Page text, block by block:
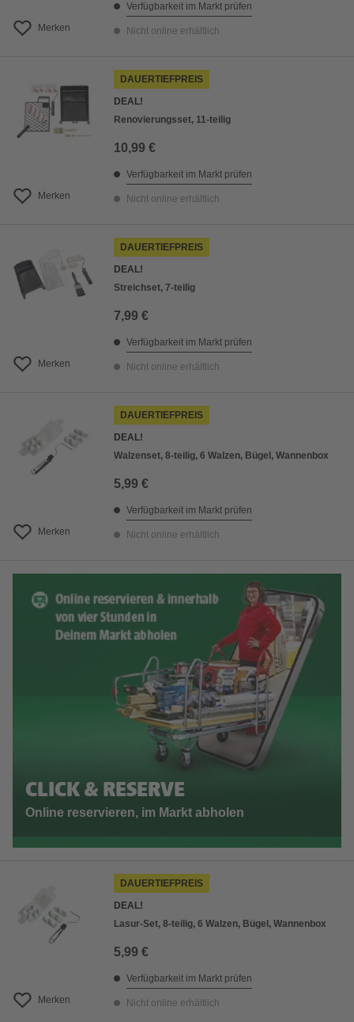
Merken
Verfügbarkeit im Markt prüfen
Nicht online erhältlich
Merken
DAUERTIEFPREIS
DEAL!
Renovierungsset, 11-teilig
10,99 €
Verfügbarkeit im Markt prüfen
Nicht online erhältlich
Merken
DAUERTIEFPREIS
DEAL!
Streichset, 7-teilig
7,99 €
Verfügbarkeit im Markt prüfen
Nicht online erhältlich
Merken
DAUERTIEFPREIS
DEAL!
Walzenset, 8-teilig, 6 Walzen, Bügel, Wannenbox
5,99 €
Verfügbarkeit im Markt prüfen
Nicht online erhältlich
CLICK & RESERVE
Online reservieren, im Markt abholen
Merken
DAUERTIEFPREIS
DEAL!
Lasur-Set, 8-teilig, 6 Walzen, Bügel, Wannenbox
5,99 €
Verfügbarkeit im Markt prüfen
Nicht online erhältlich